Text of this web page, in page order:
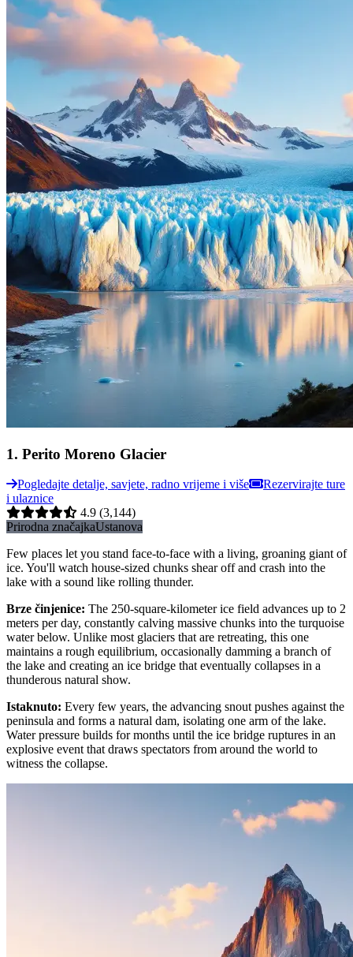
1. Perito Moreno Glacier
Pogledajte detalje, savjete, radno vrijeme i više
Rezervirajte ture
i ulaznice
4.9 (3,144)
Prirodna značajkaUstanova
Few places let you stand face-to-face with a living, groaning giant of
ice. You'll watch house-sized chunks shear off and crash into the
lake with a sound like rolling thunder.
Brze činjenice: The 250-square-kilometer ice field advances up to 2
meters per day, constantly calving massive chunks into the turquoise
water below. Unlike most glaciers that are retreating, this one
maintains a rough equilibrium, occasionally damming a branch of
the lake and creating an ice bridge that eventually collapses in a
thunderous natural show.
Istaknuto: Every few years, the advancing snout pushes against the
peninsula and forms a natural dam, isolating one arm of the lake.
Water pressure builds for months until the ice bridge ruptures in an
explosive event that draws spectators from around the world to
witness the collapse.